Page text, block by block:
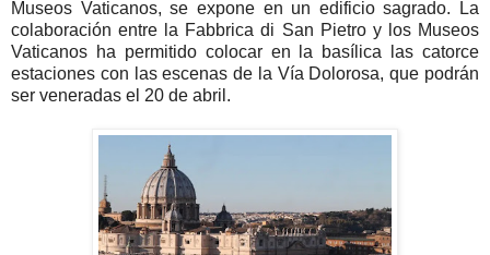
Museos Vaticanos, se expone en un edificio sagrado. La
colaboración entre la Fabbrica di San Pietro y los Museos
Vaticanos ha permitido colocar en la basílica las catorce
estaciones con las escenas de la Vía Dolorosa, que podrán
ser veneradas el 20 de abril.